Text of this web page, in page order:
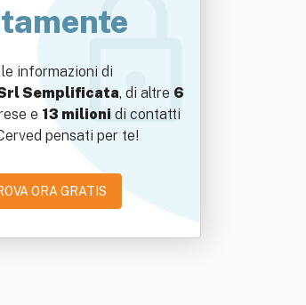
informazioni di
Semplificata, di altre 6
e 13 milioni di contatti
pensati per te!
ORA GRATIS